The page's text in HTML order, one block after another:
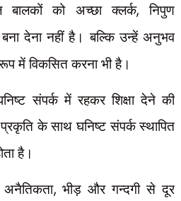
बालकों को अच्छा क्लर्क,निपुण
बना देना नहीं है। बल्कि उन्हें अनुभव
रूप में विकसित करना भी है।
संपर्क में रहकर शिक्षा देने की
प्रकृतिके साथ घनिष्ट संपर्क स्थापित
है।
अनैतिकता,भीड़ और गन्दगी से दूर